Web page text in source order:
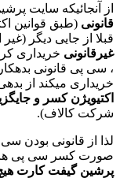
از آنجائیکه سایت
قانونی (طبق قوانین
قبلا از جایی دیگر
غیرقانونی خریداری
، سی پی قانونی
خریداری میکند از
اکتیویژن کسر و
شرکت کالاف).
لذا از قانونی بودن
صورت کسر سی پی ها
پرشین گیفت کارت